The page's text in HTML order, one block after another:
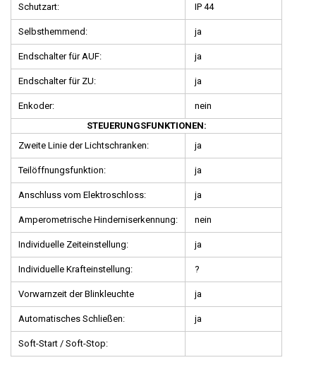
Schutzart: IP 44
Selbsthemmend: ja
Endschalter für AUF: ja
Endschalter für ZU: ja
Enkoder:
nein
STEUERUNGSFUNKTIONEN:
Zweite Linie der Lichtschranken:
ja
Teilöffnungsfunktion: ja
Anschluss vom Elektroschloss: ja
Amperometrische Hinderniserkennung: nein
Individuelle Zeiteinstellung: ja
Individuelle Krafteinstellung: ?
Vorwarnzeit der Blinkleuchte ja
Automatisches Schließen: ja
Soft-Start / Soft-Stop: